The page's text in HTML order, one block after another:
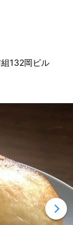
132岡ビル